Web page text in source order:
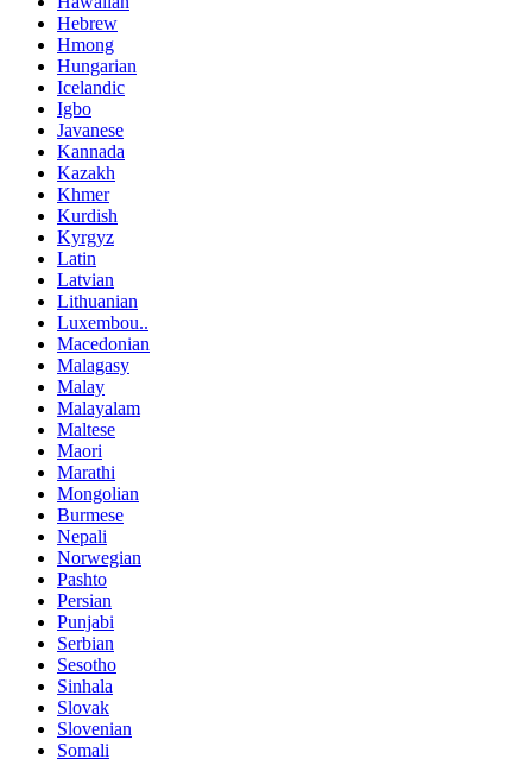
Hebrew
Hmong
Hungarian
Icelandic
Igbo
Javanese
Kannada
Kazakh
Khmer
Kurdish
Kyrgyz
Latin
Latvian
Lithuanian
Luxembou..
Macedonian
Malagasy
Malay
Malayalam
Maltese
Maori
Marathi
Mongolian
Burmese
Nepali
Norwegian
Pashto
Persian
Punjabi
Serbian
Sesotho
Sinhala
Slovak
Slovenian
Somali